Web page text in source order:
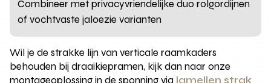
Combineer met privacyvriendelijke duo rolgordijnen
of vochtvaste jaloezie varianten
Wil je de strakke lijn van verticale raamkaders
behouden bij draaikiepramen, kijk dan naar onze
montageoplossing in de sponning via lamellen strak